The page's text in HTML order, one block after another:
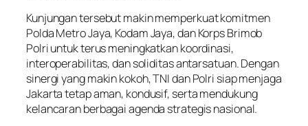
Kunjungan tersebut makin memperkuat komitmen
Polda Metro Jaya, Kodam Jaya, dan Korps Brimob
Polri untuk terus meningkatkan koordinasi,
interoperabilitas, dan soliditas antarsatuan. Dengan
sinergi yang makin kokoh, TNI dan Polri siap menjaga
Jakarta tetap aman, kondusif, serta mendukung
kelancaran berbagai agenda strategis nasional.